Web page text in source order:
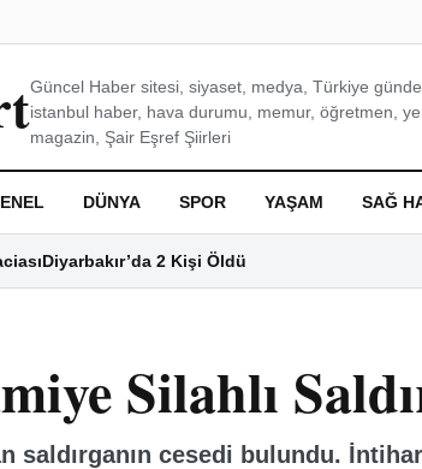
Güncel Haber sitesi, siyaset, medya, Türkiye
istanbul haber, hava durumu, memur, öğretmen,
magazin, Şair Eşref Şiirleri
DÜNYA SPOR YAŞAM SAĞ
Diyarbakır’da 2 Kişi Öldü
Silahlı
saldırganın cesedi bulundu.